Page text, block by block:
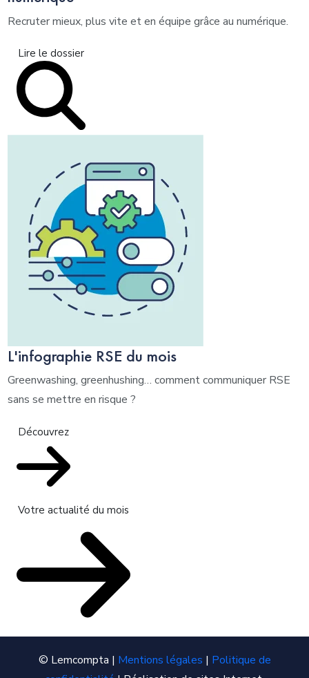
Recruter mieux, plus vite et en équipe grâce au numérique.
Lire le dossier
L'infographie RSE du mois
Greenwashing, greenhushing… comment communiquer RSE
sans se mettre en risque ?
Découvrez
Votre actualité du mois
© Lemcompta | Mentions légales | Politique de